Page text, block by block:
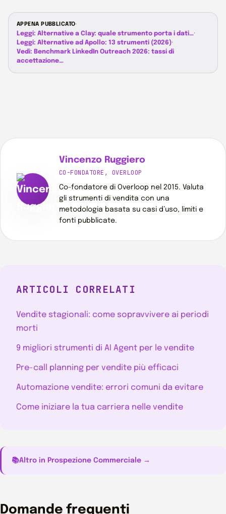
APPENA PUBBLICATO·
Leggi: Alternative a Clay: quale strumento porta i dati…·
Leggi: Alternative ad Apollo: 13 strumenti (2026)·
Vedi: Benchmark LinkedIn Outreach 2026: tassi di
accettazione…
Vincenzo Ruggiero
CO-FONDATORE, OVERLOOP
Co-fondatore di Overloop nel 2015. Valuta
gli strumenti di vendita con una
metodologia basata su casi d’uso, limiti e
fonti pubblicate.
ARTICOLI CORRELATI
Vendite stagionali: come sopravvivere ai periodi
morti
9 migliori strumenti di AI Agent per le vendite
Pre-call planning per vendite più efficaci
Automazione vendite: errori comuni da evitare
Come iniziare la tua carriera nelle vendite
📚Altro in Prospezione Commerciale →
Domande frequenti